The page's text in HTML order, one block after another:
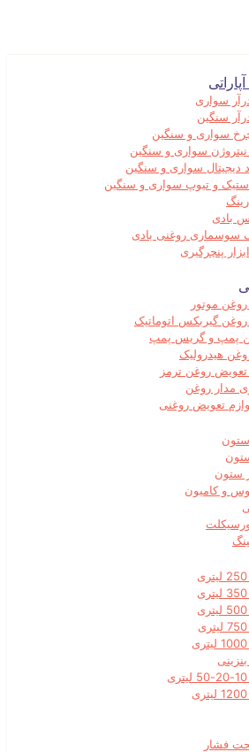
سواری
سنگین
سواری و سنگین
نیتروژن سواری و سنگین
دیجیتال سواری و سنگین
و تیوپ سواری و سنگین
بادی
سوسماری روغنی بادی
پنچرگیری
موتور
گیربکس اتوماتیک
پمپ و گریس پمپ
هیدرولیک
روغن ترمز
مدار روغن
تعویض روغنی
ستون
و کامیون
فشار